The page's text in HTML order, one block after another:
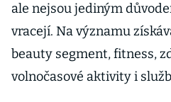
ale nejsou jediným
vracejí. Na významu
beauty segment, fitness,
volnočasové aktivity i